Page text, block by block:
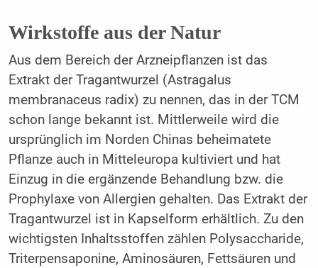
Wirkstoffe aus der Natur
Aus dem Bereich der Arzneipflanzen ist das
Extrakt der Tragantwurzel (Astragalus
membranaceus radix) zu nennen, das in der TCM
schon lange bekannt ist. Mittlerweile wird die
ursprünglich im Norden Chinas beheimatete
Pflanze auch in Mitteleuropa kultiviert und hat
Einzug in die ergänzende Behandlung bzw. die
Prophylaxe von Allergien gehalten. Das Extrakt der
Tragantwurzel ist in Kapselform erhältlich. Zu den
wichtigsten Inhaltsstoffen zählen Polysaccharide,
Triterpensaponine, Aminosäuren, Fettsäuren und